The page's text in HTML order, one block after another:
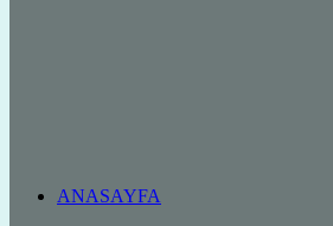
ANASAYFA